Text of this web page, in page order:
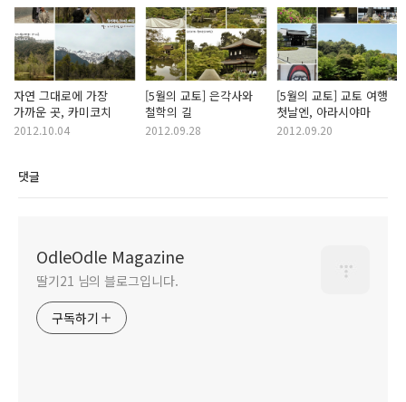
자연 그대로에 가장
가까운 곳, 카미코치
2012.10.04
[5월의 교토] 은각사와
철학의 길
2012.09.28
[5월의 교토] 교토 여행
첫날엔, 아라시야마
2012.09.20
댓글
OdleOdle Magazine
딸기21 님의 블로그입니다.
구독하기